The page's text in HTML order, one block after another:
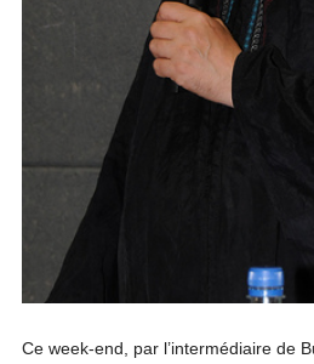
Ce week-end, par l’intermédiaire de